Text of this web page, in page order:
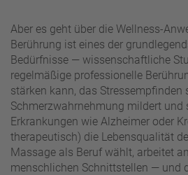
Aber es geht über die Wellness-
Berührung ist eines der
Bedürfnisse — wissenschaftliche
regelmäßige professionelle
stärken kann, das Stressempfinden
Schmerzwahrnehmung mildert und
Erkrankungen wie Alzheimer oder
therapeutisch) die Lebensqualität
Massage als Beruf wählt, arbeitet
menschlichen Schnittstellen — und